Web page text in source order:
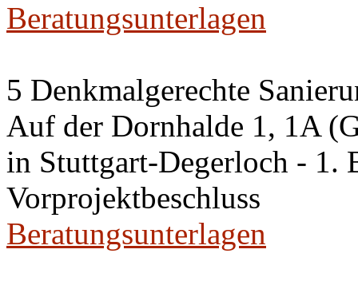
Beratungsunterlagen
5 Denkmalgerechte
Auf der Dornhalde 1, 1A
in Stuttgart-Degerloch - 1.
Vorprojektbeschluss
Beratungsunterlagen